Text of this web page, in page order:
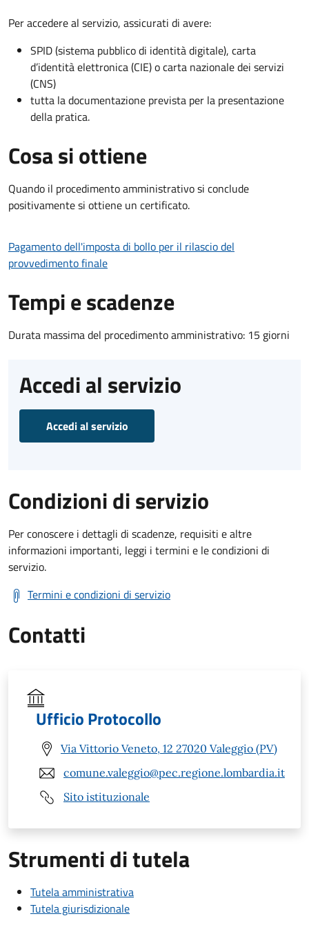
Per accedere al servizio, assicurati di avere:
SPID (sistema pubblico di identità digitale), carta
d’identità elettronica (CIE) o carta nazionale dei servizi
(CNS)
tutta la documentazione prevista per la presentazione
della pratica.
Cosa si ottiene
Quando il procedimento amministrativo si conclude
positivamente si ottiene un certificato.
Pagamento dell'imposta di bollo per il rilascio del
provvedimento finale
Tempi e scadenze
Durata massima del procedimento amministrativo: 15 giorni
Accedi al servizio
Accedi al servizio
Condizioni di servizio
Per conoscere i dettagli di scadenze, requisiti e altre
informazioni importanti, leggi i termini e le condizioni di
servizio.
Termini e condizioni di servizio
Contatti
Ufficio Protocollo
Via Vittorio Veneto, 12 27020 Valeggio (PV)
comune.valeggio@pec.regione.lombardia.it
Sito istituzionale
Strumenti di tutela
Tutela amministrativa
Tutela giurisdizionale